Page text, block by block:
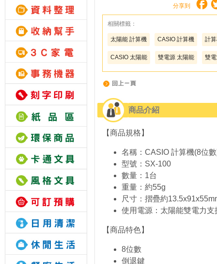
分享到
相關標籤：
太陽能 計算機 CASIO 計算機 計
CASIO 太陽能 雙電源 太陽能 雙
商品介紹
【商品規格】
名稱：CASIO 計算機(8位
型號：SX-100
數量：1台
重量：約55g
尺寸：摺疊約
使用電源：太陽能雙電力支
【商品特色】
8位數
倒退鍵